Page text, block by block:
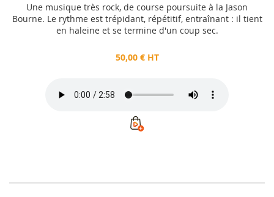
Une musique très rock, de course poursuite à la Jason
Bourne. Le rythme est trépidant, répétitif, entraînant : il tient
en haleine et se termine d'un coup sec.
50,00 € HT